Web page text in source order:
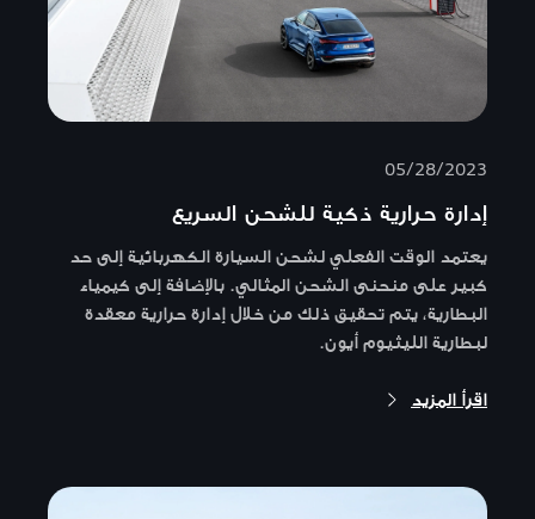
05/28/2023
إدارة حرارية ذكية للشحن السريع
يعتمد الوقت الفعلي لشحن السيارة الكهربائية إلى حد
كبير على منحنى الشحن المثالي. بالإضافة إلى كيمياء
البطارية، يتم تحقيق ذلك من خلال إدارة حرارية معقدة
لبطارية الليثيوم أيون.
اقرأ المزيد